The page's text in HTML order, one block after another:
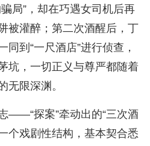
局”，却在巧遇女司机后再
被灌醉；第二次酒醒后，丁
到“一尺酒店”进行侦查，
坑，一切正义与尊严都随着
无限深渊。
——“探案”牵动出的“三次酒
个戏剧性结构，基本契合悉